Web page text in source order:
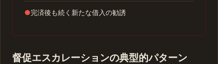
●完済後も続く新たな借入の勧誘
督促エスカレーションの典型的パターン